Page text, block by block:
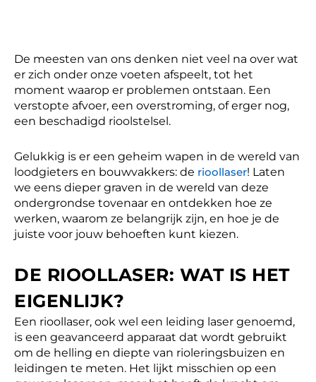
De meesten van ons denken niet veel na over wat
er zich onder onze voeten afspeelt, tot het
moment waarop er problemen ontstaan. Een
verstopte afvoer, een overstroming, of erger nog,
een beschadigd rioolstelsel.
Gelukkig is er een geheim wapen in de wereld van
loodgieters en bouwvakkers: de rioollaser! Laten
we eens dieper graven in de wereld van deze
ondergrondse tovenaar en ontdekken hoe ze
werken, waarom ze belangrijk zijn, en hoe je de
juiste voor jouw behoeften kunt kiezen.
DE RIOOLLASER: WAT IS HET
EIGENLIJK?
Een rioollaser, ook wel een leiding laser genoemd,
is een geavanceerd apparaat dat wordt gebruikt
om de helling en diepte van rioleringsbuizen en
leidingen te meten. Het lijkt misschien op een